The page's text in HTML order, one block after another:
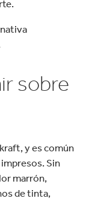
sobre
y es común
Sin
marrón,
de tinta,